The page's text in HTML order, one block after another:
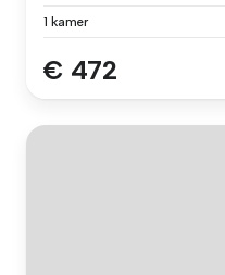
1 kamer
€ 472